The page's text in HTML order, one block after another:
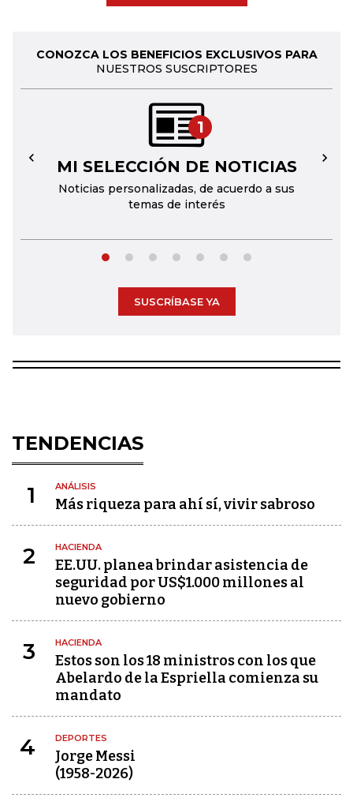
CONOZCA LOS BENEFICIOS EXCLUSIVOS PARA
NUESTROS SUSCRIPTORES
1
MI SELECCIÓN DE NOTICIAS
Noticias personalizadas, de acuerdo a sus
temas de interés
← →
SUSCRÍBASE YA
TENDENCIAS
1 ANÁLISIS
Más riqueza para ahí sí, vivir sabroso
2 HACIENDA
EE.UU. planea brindar asistencia de
seguridad por US$1.000 millones al
nuevo gobierno
3 HACIENDA
Estos son los 18 ministros con los que
Abelardo de la Espriella comienza su
mandato
4 DEPORTES
Jorge Messi
(1958-2026)